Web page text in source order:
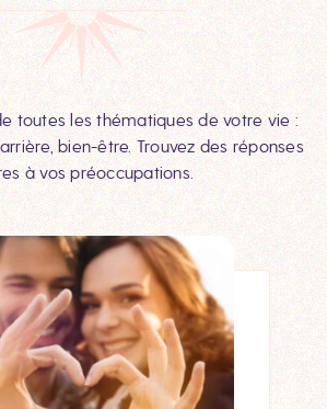
toutes les thématiques de votre vie :
bien-être. Trouvez des réponses
à vos préoccupations.